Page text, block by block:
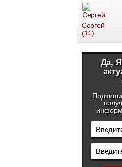
Сергей
(16)
Да,